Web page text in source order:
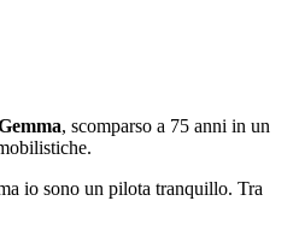
, scomparso a 75 anni in un
io sono un pilota tranquillo. Tra